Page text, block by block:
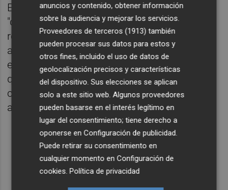
El portavoz municipal ha manifestado que
"de momento, estas reclamaciones se están
rechazando al no haber jurisprudencia" y ha
advertido que es una circunstancia común
en todas las administraciones "y nos consta
que el Estado ya está trabajando en ello y
cuando haya una normativa clara, la
acataremos".
anuncios y contenido, obtener información
sobre la audiencia y mejorar los servicios.
Proveedores de terceros (1913) también
pueden procesar sus datos para estos y
otros fines, incluido el uso de datos de
geolocalización precisos y características
del dispositivo. Sus elecciones se aplican
solo a este sitio web. Algunos proveedores
pueden basarse en el interés legítimo en
lugar del consentimiento; tiene derecho a
oponerse enConfiguración de publicidad
Puede retirar su consentimiento en
cualquier momento enConfiguración de
cookies .Política de privacidad